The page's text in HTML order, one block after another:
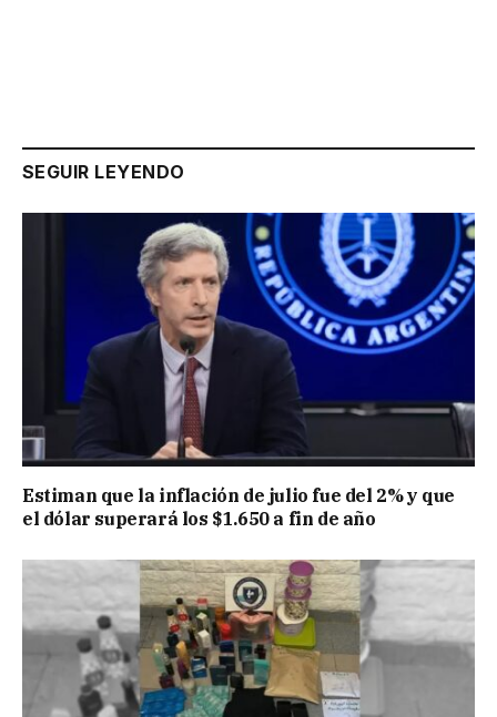
SEGUIR LEYENDO
Estiman que la inflación de julio fue del 2% y que
el dólar superará los $1.650 a fin de año